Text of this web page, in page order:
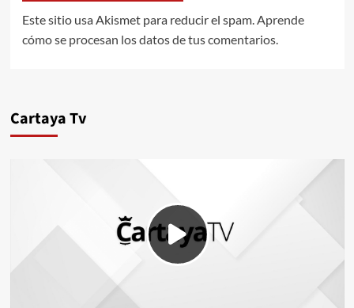
Este sitio usa Akismet para reducir el spam. Aprende
cómo se procesan los datos de tus comentarios.
Cartaya Tv